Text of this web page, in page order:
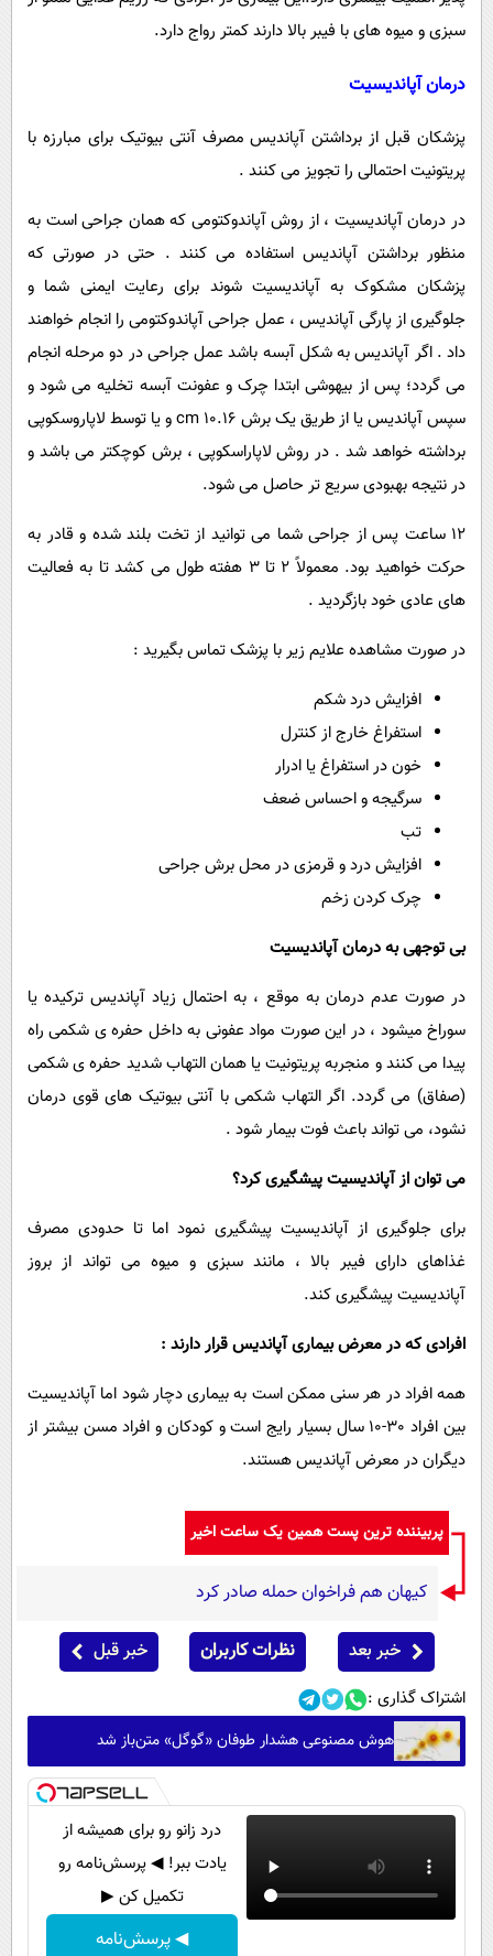
سبزی و میوه های با فیبر بالا دارند کمتر رواج دارد.
درمان آپاندیسیت
پزشکان قبل از برداشتن آپاندیس مصرف آنتی بیوتیک برای مبارزه با
پریتونیت احتمالی را تجویز می کنند .
در درمان آپاندیسیت ، از روش آپاندوکتومی که همان جراحی است به
منظور برداشتن آپاندیس استفاده می کنند . حتی در صورتی که
پزشکان مشکوک به آپاندیسیت شوند برای رعایت ایمنی شما و
جلوگیری از پارگی آپاندیس ، عمل جراحی آپاندوکتومی را انجام خواهند
داد . اگر آپاندیس به شکل آبسه باشد عمل جراحی در دو مرحله انجام
می گردد؛ پس از بیهوشی ابتدا چرک و عفونت آبسه تخلیه می شود و
سپس آپاندیس یا از طریق یک برش 10.16 cm و یا توسط لاپاروسکوپی
برداشته خواهد شد . در روش لاپاراسکوپی ، برش کوچکتر می باشد و
در نتیجه بهبودی سریع تر حاصل می شود.
12 ساعت پس از جراحی شما می توانید از تخت بلند شده و قادر به
حرکت خواهید بود. معمولاً 2 تا 3 هفته طول می کشد تا به فعالیت
های عادی خود بازگردید .
در صورت مشاهده علایم زیر با پزشک تماس بگیرید :
افزایش درد شکم
استفراغ خارج از کنترل
خون در استفراغ یا ادرار
سرگیجه و احساس ضعف
تب
افزایش درد و قرمزی در محل برش جراحی
چرک کردن زخم
بی توجهی به درمان آپاندیسیت
در صورت عدم درمان به موقع ، به احتمال زیاد آپاندیس ترکیده یا
سوراخ میشود ، در این صورت مواد عفونی به داخل حفره ی شکمی راه
پیدا می کنند و منجربه پریتونیت یا همان التهاب شدید حفره ی شکمی
(صفاق) می گردد. اگر التهاب شکمی با آنتی بیوتیک های قوی درمان
نشود، می تواند باعث فوت بیمار شود .
می توان از آپاندیسیت پیشگیری کرد؟
برای جلوگیری از آپاندیسیت پیشگیری نمود اما تا حدودی مصرف
غذاهای دارای فیبر بالا ، مانند سبزی و میوه می تواند از بروز
آپاندیسیت پیشگیری کند.
افرادی که در معرض بیماری آپاندیس قرار دارند :
همه افراد در هر سنی ممکن است به بیماری دچار شود اما آپاندیسیت
بین افراد 30-10 سال بسیار رایج است و کودکان و افراد مسن بیشتر از
دیگران در معرض آپاندیس هستند.
پربیننده ترین پست همین یک ساعت اخیر
کیهان هم فراخوان حمله صادر کرد
خبر بعد نظرات کاربران خبر قبل
اشتراک گذاری :
هوش مصنوعی هشدار طوفان «گوگل» متن‌باز شد
درد زانو رو برای همیشه از
یادت ببر! ◀ پرسش‌نامه رو
تکمیل کن ▶
◀ پرسش‌نامه